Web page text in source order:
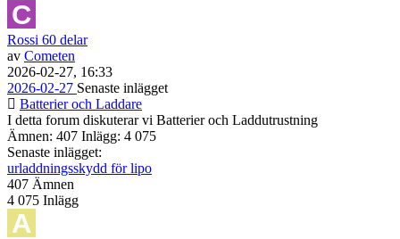
Rossi 60 delar
av Cometen
2026-02-27, 16:33
2026-02-27 Senaste inlägget
Batterier och Laddare
I detta forum diskuterar vi Batterier och Laddutrustning
Ämnen: 407 Inlägg: 4 075
Senaste inlägget:
urladdningsskydd för lipo
407 Ämnen
4 075 Inlägg